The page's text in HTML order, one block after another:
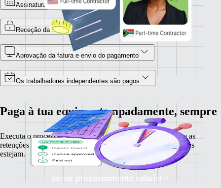
Assinatura do contrato
Receção da fatura
Aprovação da fatura e envio do pagamento
Os trabalhadores independentes são pagos
Paga à tua equipa atempadamente, sempre
Executa o processamento salarial, calcula as remunerações e as
retenções fiscais para os teus trabalhadores, onde quer que eles
estejam.
Iniciar processamento salarial